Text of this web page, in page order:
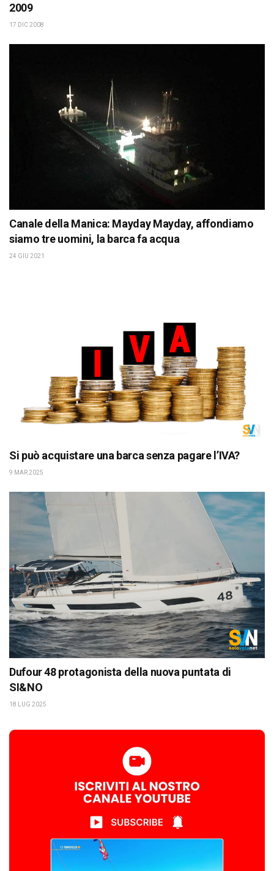
2009
17 DIC 2008
Canale della Manica: Mayday Mayday, affondiamo
siamo tre uomini, la barca fa acqua
24 GIU 2021
Si può acquistare una barca senza pagare l’IVA?
9 MAR 2025
Dufour 48 protagonista della nuova puntata di
SI&NO
18 LUG 2025